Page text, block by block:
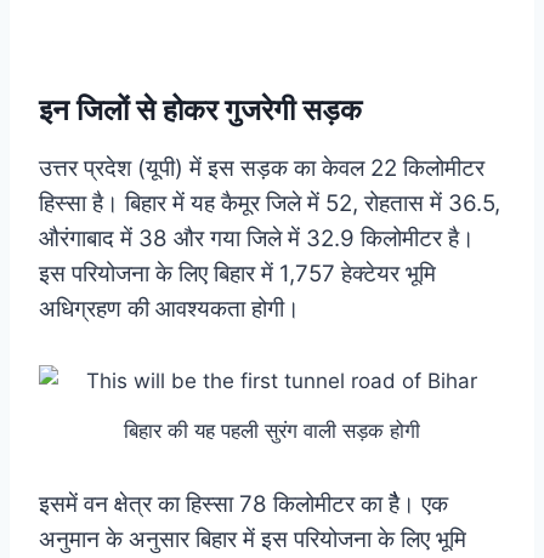
इन जिलों से होकर गुजरेगी सड़क
उत्तर प्रदेश (यूपी) में इस सड़क का केवल 22 किलोमीटर
हिस्सा है। बिहार में यह कैमूर जिले में 52, रोहतास में 36.5,
औरंगाबाद में 38 और गया जिले में 32.9 किलोमीटर है।
इस परियोजना के लिए बिहार में 1,757 हेक्टेयर भूमि
अधिग्रहण की आवश्यकता होगी।
बिहार की यह पहली सुरंग वाली सड़क होगी
इसमें वन क्षेत्र का हिस्सा 78 किलोमीटर का हैै। एक
अनुमान के अनुसार बिहार में इस परियोजना के लिए भूमि